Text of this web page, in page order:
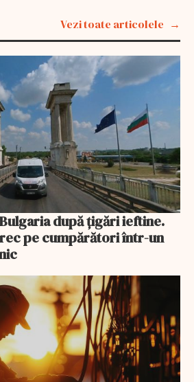
Vezi toate articolele
după țigări ieftine.
pe cumpărători într-un